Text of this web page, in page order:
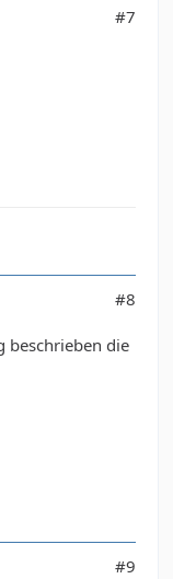
#7
#8
beschrieben die
#9